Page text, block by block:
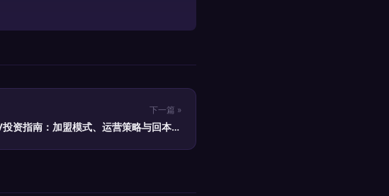
下一篇 »
资指南：加盟模式、运营策略与回本分